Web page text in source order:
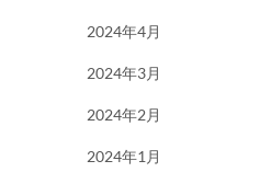
2024年4月
2024年3月
2024年2月
2024年1月